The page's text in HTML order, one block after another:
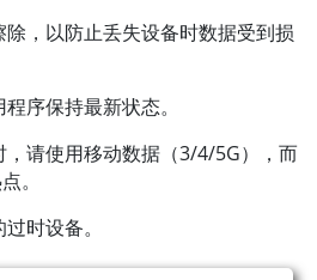
，以防止丢失设备时数据受到损
序保持最新状态。
请使用移动数据（3/4/5G），而
。
时设备。